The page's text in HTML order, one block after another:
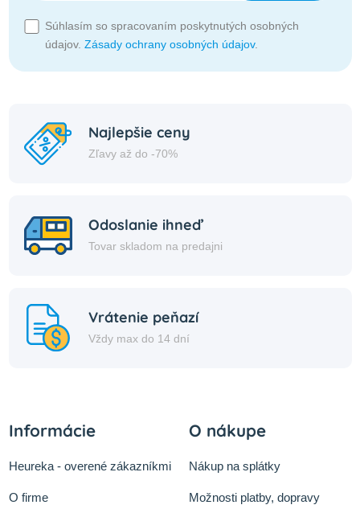
Súhlasím so spracovaním poskytnutých osobných
údajov. Zásady ochrany osobných údajov.
Najlepšie ceny
Zľavy až do -70%
Odoslanie ihneď
Tovar skladom na predajni
Vrátenie peňazí
Vždy max do 14 dní
Informácie
Heureka - overené zákazníkmi
O firme
O nákupe
Nákup na splátky
Možnosti platby, dopravy